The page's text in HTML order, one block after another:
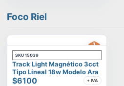
Foco Riel
SKU 15039
Track Light Magnético 3cct
Tipo Lineal 18w Modelo Ara
$6100 + IVA